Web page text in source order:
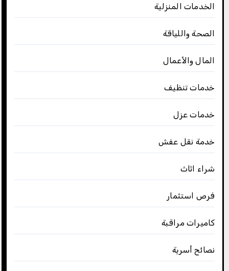
الخدمات المنزلية
الصحة واللياقة
المال والأعمال
خدمات تنظيف
خدمات عزل
خدمة نقل عفش
شراء اثاث
فرص استثمار
كاميرات مراقبة
نصائح أسرية